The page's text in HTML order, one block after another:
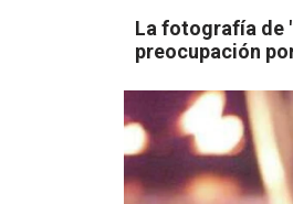
La fotografía de
preocupación